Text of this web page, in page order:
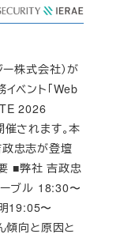
ー株式会社）が
ベント「Web
2026
催されます。本
政忠志が登壇
■弊社 吉政忠
ブル 18:30〜
19:05〜
向と原因と